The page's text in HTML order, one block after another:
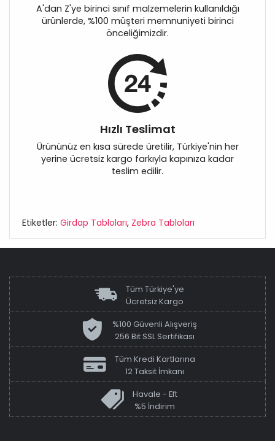
A'dan Z'ye birinci sınıf malzemelerin kullanıldığı
ürünlerde, %100 müşteri memnuniyeti birinci
önceliğimizdir.
Hızlı Teslimat
Ürününüz en kısa sürede üretilir, Türkiye'nin her
yerine ücretsiz kargo farkıyla kapınıza kadar
teslim edilir.
Etiketler: Girdap Tabloları, Zebra Tabloları
Tüm Türkiye'ye
Ücretsiz Kargo
%100 Güvenli Alışveriş
256 Bit SSL Sertifikası
Tüm Kredi Kartlarına
12 Taksit İmkanı
Havale - Eft
%5 İndirim